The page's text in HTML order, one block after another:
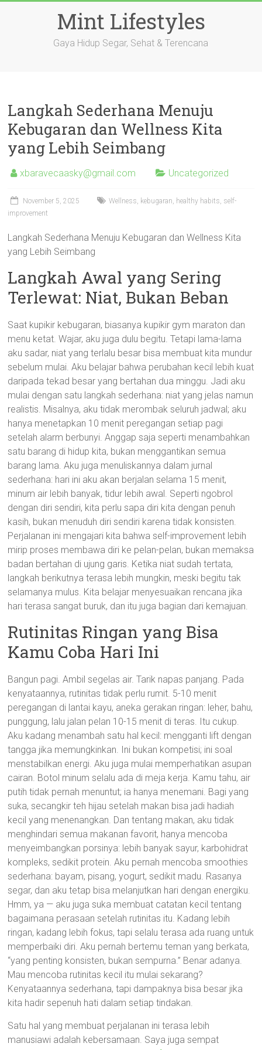
Mint Lifestyles
Gaya Hidup Segar, Sehat & Terencana
Langkah Sederhana Menuju
Kebugaran dan Wellness Kita
yang Lebih Seimbang
xbaravecaasky@gmail.com Uncategorized
November 5, 2025
Wellness, kebugaran, healthy habits, self-
improvement
Langkah Sederhana Menuju Kebugaran dan Wellness Kita
yang Lebih Seimbang
Langkah Awal yang Sering
Terlewat: Niat, Bukan Beban
Saat kupikir kebugaran, biasanya kupikir gym maraton dan
menu ketat. Wajar, aku juga dulu begitu. Tetapi lama-lama
aku sadar, niat yang terlalu besar bisa membuat kita mundur
sebelum mulai. Aku belajar bahwa perubahan kecil lebih kuat
daripada tekad besar yang bertahan dua minggu. Jadi aku
mulai dengan satu langkah sederhana: niat yang jelas namun
realistis. Misalnya, aku tidak merombak seluruh jadwal; aku
hanya menetapkan 10 menit peregangan setiap pagi
setelah alarm berbunyi. Anggap saja seperti menambahkan
satu barang di hidup kita, bukan menggantikan semua
barang lama. Aku juga menuliskannya dalam jurnal
sederhana: hari ini aku akan berjalan selama 15 menit,
minum air lebih banyak, tidur lebih awal. Seperti ngobrol
dengan diri sendiri, kita perlu sapa diri kita dengan penuh
kasih, bukan menuduh diri sendiri karena tidak konsisten.
Perjalanan ini mengajari kita bahwa self-improvement lebih
mirip proses membawa diri ke pelan-pelan, bukan memaksa
badan bertahan di ujung garis. Ketika niat sudah tertata,
langkah berikutnya terasa lebih mungkin, meski begitu tak
selamanya mulus. Kita belajar menyesuaikan rencana jika
hari terasa sangat buruk, dan itu juga bagian dari kemajuan.
Rutinitas Ringan yang Bisa
Kamu Coba Hari Ini
Bangun pagi. Ambil segelas air. Tarik napas panjang. Pada
kenyataannya, rutinitas tidak perlu rumit. 5-10 menit
peregangan di lantai kayu, aneka gerakan ringan: leher, bahu,
punggung, lalu jalan pelan 10-15 menit di teras. Itu cukup.
Aku kadang menambah satu hal kecil: mengganti lift dengan
tangga jika memungkinkan. Ini bukan kompetisi; ini soal
menstabilkan energi. Aku juga mulai memperhatikan asupan
cairan. Botol minum selalu ada di meja kerja. Kamu tahu, air
putih tidak pernah menuntut; ia hanya menemani. Bagi yang
suka, secangkir teh hijau setelah makan bisa jadi hadiah
kecil yang menenangkan. Dan tentang makan, aku tidak
menghindari semua makanan favorit, hanya mencoba
menyeimbangkan porsinya: lebih banyak sayur, karbohidrat
kompleks, sedikit protein. Aku pernah mencoba smoothies
sederhana: bayam, pisang, yogurt, sedikit madu. Rasanya
segar, dan aku tetap bisa melanjutkan hari dengan energiku.
Hmm, ya — aku juga suka membuat catatan kecil tentang
bagaimana perasaan setelah rutinitas itu. Kadang lebih
ringan, kadang lebih fokus, tapi selalu terasa ada ruang untuk
memperbaiki diri. Aku pernah bertemu teman yang berkata,
“yang penting konsisten, bukan sempurna.” Benar adanya.
Mau mencoba rutinitas kecil itu mulai sekarang?
Kenyataannya sederhana, tapi dampaknya bisa besar jika
kita hadir sepenuh hati dalam setiap tindakan.
Satu hal yang membuat perjalanan ini terasa lebih
manusiawi adalah kebersamaan. Saya juga sempat